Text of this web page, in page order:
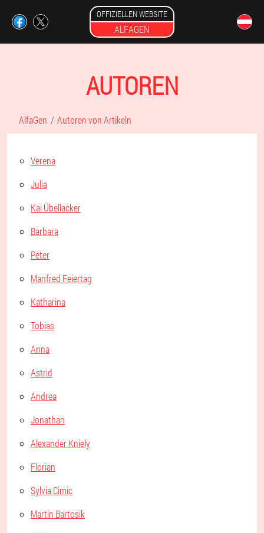
OFFIZIELLEN WEBSITE
ALFAGEN
AUTOREN
AlfaGen Autoren von Artikeln
Verena
Julia
Kai Übellacker
Barbara
Peter
Manfred Feiertag
Katharina
Tobias
Anna
Astrid
Andrea
Jonathan
Alexander Kniely
Florian
Sylvia Cimic
Martin Bartosik